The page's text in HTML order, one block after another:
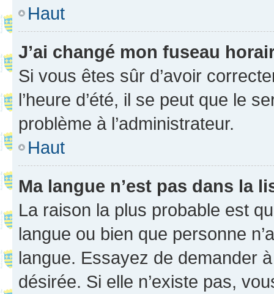
Haut
J’ai changé mon fuseau
Si vous êtes sûr d’avoir
l’heure d’été, il se peut que le
problème à l’administrateur.
Haut
Ma langue n’est pas dans la
La raison la plus probable est
langue ou bien que personne
langue. Essayez de demander
désirée. Si elle n’existe pas,